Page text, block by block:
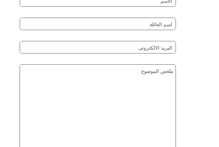
الجانب الأكثر أهمية عند تشجيع الأطفال على اكتشاف عالمهم، هو
حولهم، ويتم تعزيز الشعور بالأمان لدى الأطفال من خلال رعاية
إن شعور الأطفال والرضع بالأمان والراحة يجعلهم أكثر انطلاقاً وثقة
لاكتشاف عالمهم، وبدونه قد يتأخر التطور المعرفي لديه